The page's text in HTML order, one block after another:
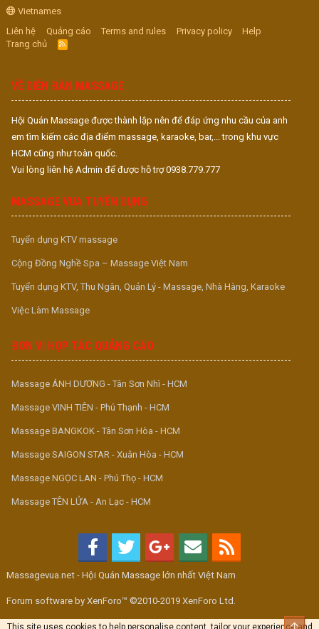
Vietnames
Liên hệ
Quảng cáo Terms and rules Privacy policy
Help
Trang chủ
R
S
VỀ DIỄN ĐÀN MASSAGE
Hội Quán Massage được thành lập nên để đáp ứng nhu cầu của anh
em tìm kiếm các địa điểm massage, karaoke, bar,... trong khu vực
HCM cũng như toàn quốc.
Vui lòng liên hệ Admin để được hỗ trợ 0938.779.777
MASSAGE VUA TUYỂN DỤNG
Tuyển dụng KTV massage
Cộng Đồng Nghề Spa – Massage Việt Nam
Tuyển dụng KTV, Thu Ngân, Quản Lý - Massage, Nhà Hàng, Karaoke
Việc Làm Massage
ĐƠN VỊ HỢP TÁC QUẢNG CÁO
Massage ÁNH DƯƠNG - Tân Sơn Nhì - HCM
Massage VINH TIÊN - Phú Thạnh - HCM
Massage BANGKOK - Tân Sơn Hòa - HCM
Massage SAIGON STAR - Xuân Hòa - HCM
Massage NGỌC LAN - Phú Thọ - HCM
Massage TÊN LỬA - An Lạc - HCM
Massagevua.net - Hội Quán Massage lớn nhất Việt Nam
Forum software by XenForo™ ©2010-2019 XenForo Ltd.
This site uses cookies to help personalise content, tailor your experience and
Top